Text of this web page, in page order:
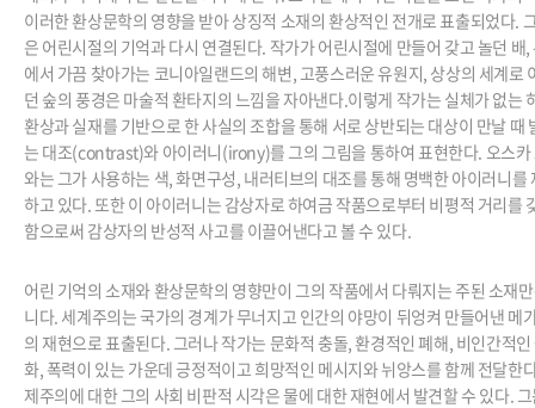
이러한 환상문학의 영향을 받아 상징적 소재의 환상적인 전개로 표출되었다.
은 어린시절의 기억과 다시 연결된다. 작가가 어린시절에 만들어 갖고 놀던 배,
에서 가끔 찾아가는 코니아일랜드의 해변, 고풍스러운 유원지, 상상의 세계로
던 숲의 풍경은 마술적 환타지의 느낌을 자아낸다.이렇게 작가는 실체가 없는
환상과 실재를 기반으로 한 사실의 조합을 통해 서로 상반되는 대상이 만날 때
는 대조(contrast)와 아이러니(irony)를 그의 그림을 통하여 표현한다. 오스카
와는 그가 사용하는 색, 화면구성, 내러티브의 대조를 통해 명백한 아이러니를
하고 있다. 또한 이 아이러니는 감상자로 하여금 작품으로부터 비평적 거리를
함으로써 감상자의 반성적 사고를 이끌어낸다고 볼 수 있다.
어린 기억의 소재와 환상문학의 영향만이 그의 작품에서 다뤄지는 주된 소재
니다. 세계주의는 국가의 경계가 무너지고 인간의 야망이 뒤엉켜 만들어낸 메
의 재현으로 표출된다. 그러나 작가는 문화적 충돌, 환경적인 폐해, 비인간적
화, 폭력이 있는 가운데 긍정적이고 희망적인 메시지와 뉘앙스를 함께 전달한
제주의에 대한 그의 사회 비판적 시각은 물에 대한 재현에서 발견할 수 있다.